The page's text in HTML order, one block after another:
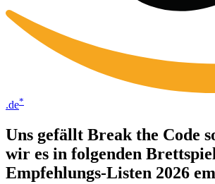
.de*
Uns gefällt Break the Code
wir es in folgenden
Empfehlungs-Listen 2026